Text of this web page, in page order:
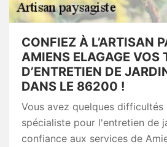
CONFIEZ À L’ARTISAN
AMIENS ELAGAGE VOS
D’ENTRETIEN DE
DANS LE 86200 !
Vous avez quelques difficultés
spécialiste pour l'entretien de
confiance aux services de